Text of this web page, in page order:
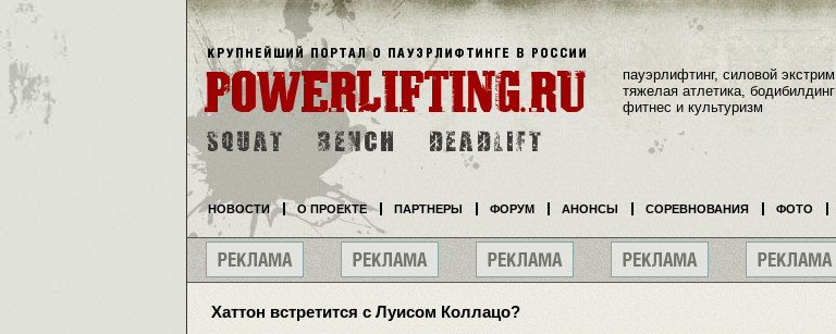
Хаттон встретится с Луисом Коллацо?
пауэрлифтинг, силовой экстрим
тяжелая атлетика, бодибилдинг
фитнес и культуризм
НОВОСТИ О ПРОЕКТЕ ПАРТНЕРЫ ФОРУМ АНОНСЫ СОРЕВНОВАНИЯ ФОТО